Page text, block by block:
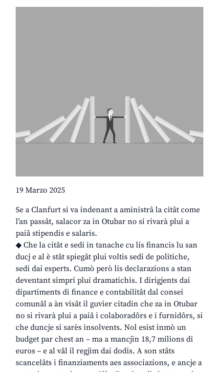
19 Marzo 2025
Se a Clanfurt si va indenant a aministrâ la citât come
l’an passât, salacor za in Otubar no si rivarà plui a
paiâ stipendis e salaris.
◆ Che la citât e sedi in tanache cu lis financis lu san
ducj e al è stât spiegât plui voltis sedi de politiche,
sedi dai esperts. Cumò però lis declarazions a stan
deventant simpri plui dramatichis. I dirigjents dai
dipartiments di finance e contabilitât dal consei
comunâl a àn visât il guvier citadin che za in Otubar
no si rivarà plui a paiâ i colaboradôrs e i furnidôrs, si
che duncje si sarès insolvents. Nol esist inmò un
budget par chest an – ma a mancjin 18,7 milions di
euros – e al vâl il regjim dai dodis. A son stâts
scancelâts i finanziaments aes associazions, e ancje a